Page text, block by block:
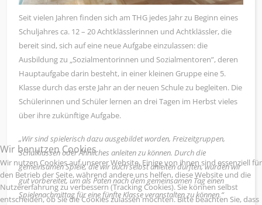
Seit vielen Jahren finden sich am THG jedes Jahr zu Beginn eines
Schuljahres ca. 12 – 20 Achtklässlerinnen und Achtklässler, die
bereit sind, sich auf eine neue Aufgabe einzulassen: die
Ausbildung zu „Sozialmentorinnen und Sozialmentoren”, deren
Hauptaufgabe darin besteht, in einer kleinen Gruppe eine 5.
Klasse durch das erste Jahr an der neuen Schule zu begleiten. Die
Schülerinnen und Schüler lernen an drei Tagen im Herbst vieles
über ihre zukünftige Aufgabe.
„Wir sind spielerisch dazu ausgebildet worden, Freizeitgruppen,
Schulklassen oder Ähnliches anleiten zu können. Durch die
gemeinsamen Spiele, die wir auch selbst anleiten durften, wurden wir
gut vorbereitet, um als Paten nach dem gemeinsamen Tag einen
Spielenachmittag für eine fünfte Klasse veranstalten zu können.“
Wir benutzen Cookies
Wir nutzen Cookies auf unserer Website. Einige von ihnen sind essenziell für
den Betrieb der Seite, während andere uns helfen, diese Website und die
Nutzererfahrung zu verbessern (Tracking Cookies). Sie können selbst
entscheiden, ob Sie die Cookies zulassen möchten. Bitte beachten Sie, dass